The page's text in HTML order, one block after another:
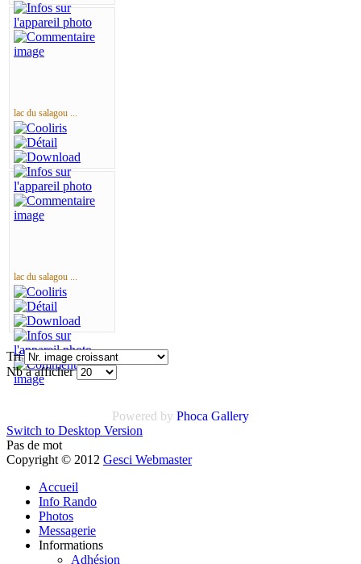
lac du salagou ...
lac du salagou ...
Tri
Nb à afficher
Powered by Phoca Gallery
Switch to Desktop Version
Pas de mot
Copyright © 2012 Gesci Webmaster
Accueil
Info Rando
Photos
Messagerie
Informations
Adhésion